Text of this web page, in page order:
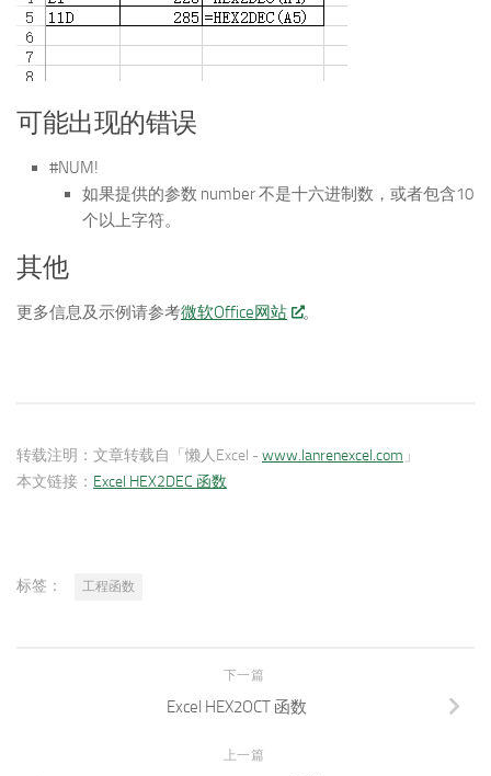
可能出现的错误
#NUM!
如果提供的参数 number 不是十六进制数，或者包含10
个以上字符。
其他
更多信息及示例请参考微软Office网站 。
转载注明： 文章转载自「懒人Excel -www.lanrenexcel.com 」
本文链接： Excel HEX2DEC 函数
标签： 工程函数
下一篇
Excel HEX2OCT 函数
上一篇